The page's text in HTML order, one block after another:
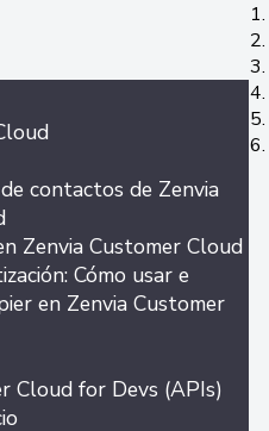
contactos de Zenvia
Zenvia Customer Cloud
Cómo usar e
en Zenvia Customer
Cloud for Devs (APIs)